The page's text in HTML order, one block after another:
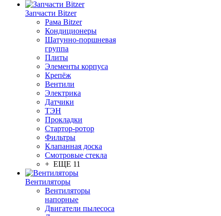
Запчасти Bitzer
Рама Bitzer
Кондиционеры
Шатунно-поршневая
группа
Плиты
Элементы корпуса
Крепёж
Вентили
Электрика
Датчики
ТЭН
Прокладки
Стартор-ротор
Фильтры
Клапанная доска
Смотровые стекла
+ ЕЩЕ 11
Вентиляторы
Вентиляторы
напорные
Двигатели пылесоса